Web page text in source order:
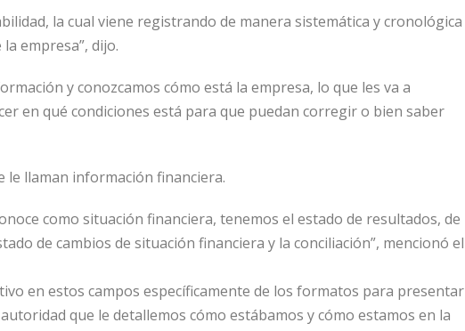
la cual viene registrando de manera sistemática y cronológica
empresa”, dijo.
y conozcamos cómo está la empresa, lo que les va a
en qué condiciones está para que puedan corregir o bien saber
le llaman información financiera.
como situación financiera, tenemos el estado de resultados, de
de cambios de situación financiera y la conciliación”, mencionó el
en estos campos específicamente de los formatos para presentar
que le detallemos cómo estábamos y cómo estamos en la